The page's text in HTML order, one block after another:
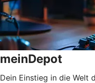
meinDepot
Dein Einstieg in die Welt